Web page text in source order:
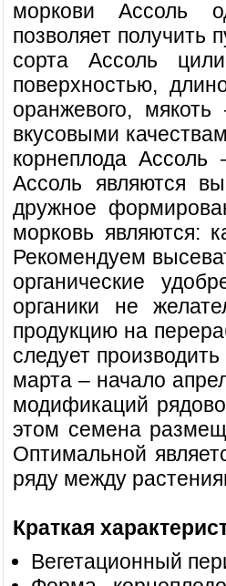
моркови Ассоль
позволяет получить
сорта Ассоль
поверхностью,
оранжевого,
вкусовыми
корнеплода Ассоль
Ассоль являются
дружное
морковь являются:
Рекомендуем
органические
органики не
продукцию на
следует
марта – начало
модификаций
этом семена
Оптимальной
ряду между
Краткая
Вегетационный